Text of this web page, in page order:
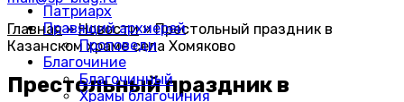
Патриарх
Правящий архиерей
Проповеди
Благочиние
Благочинный
Храмы благочиния
Главная » Новости » Престольный праздник в
Казанском храме села Хомяково
Престольный праздник в